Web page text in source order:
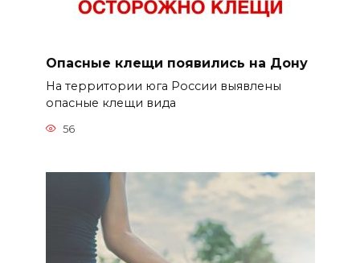
Опасные клещи появились на Дону
На территории юга России выявлены
опасные клещи вида
56